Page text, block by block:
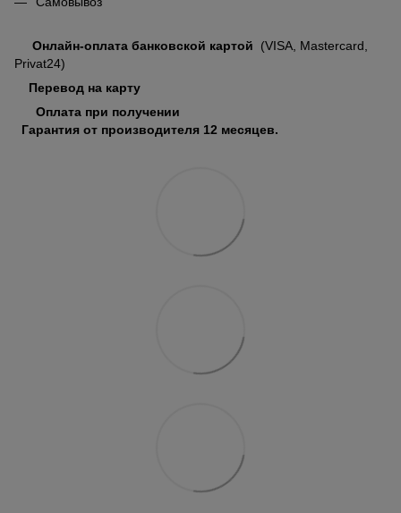
Онлайн-оплата банковской картой
(VISA, Mastercard,
Privat24)
Перевод на карту
Оплата при получении
Гарантия от производителя 12 месяцев.